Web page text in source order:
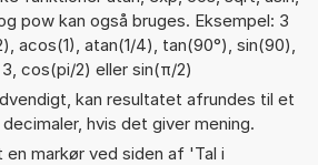
pow kan også bruges. Eksempel: 3
acos(1), atan(1/4), tan(90°), sin(90),
cos(pi/2) eller sin(π/2)
kan resultatet afrundes til et
hvis det giver mening.
en markør ved siden af 'Tal i